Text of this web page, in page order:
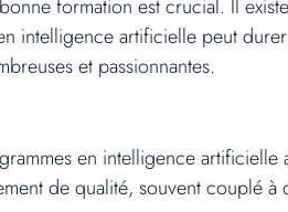
formation est crucial. Il
intelligence artificielle peut
et passionnantes.
en intelligence artificielle
de qualité, souvent couplé à